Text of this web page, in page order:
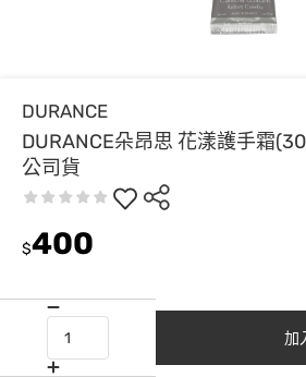
DURANCE
DURANCE朵昂思 花漾護手霜
公司貨
$400
加